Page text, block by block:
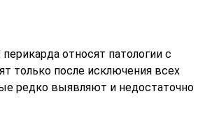
относят патологии с
только после исключения всех
редко выявляют и недостаточно